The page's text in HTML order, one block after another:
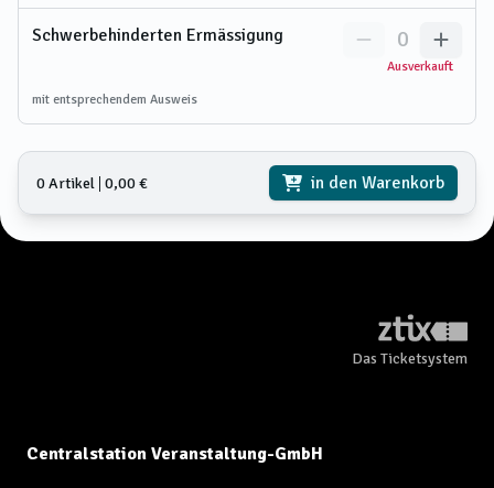
Schwerbehinderten Ermässigung
Ausverkauft
0
mit entsprechendem Ausweis
0 Artikel 0,00 € in den Warenkorb
Das Ticketsystem
Centralstation Veranstaltung-GmbH